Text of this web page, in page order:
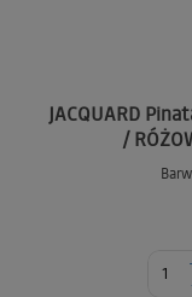
JACQUARD
/